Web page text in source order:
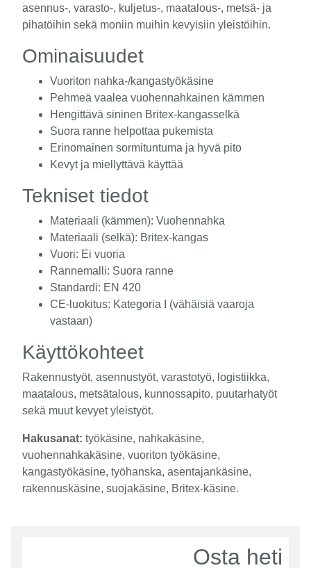
asennus-, varasto-, kuljetus-, maatalous-, metsä- ja
pihatöihin sekä moniin muihin kevyisiin yleistöihin.
Ominaisuudet
Vuoriton nahka-/kangastyökäsine
Pehmeä vaalea vuohennahkainen kämmen
Hengittävä sininen Britex-kangasselkä
Suora ranne helpottaa pukemista
Erinomainen sormituntuma ja hyvä pito
Kevyt ja miellyttävä käyttää
Tekniset tiedot
Materiaali (kämmen): Vuohennahka
Materiaali (selkä): Britex-kangas
Vuori: Ei vuoria
Rannemalli: Suora ranne
Standardi: EN 420
CE-luokitus: Kategoria I (vähäisiä vaaroja
vastaan)
Käyttökohteet
Rakennustyöt, asennustyöt, varastotyö, logistiikka,
maatalous, metsätalous, kunnossapito, puutarhatyöt
sekä muut kevyet yleistyöt.
Hakusanat: työkäsine, nahkakäsine,
vuohennahkakäsine, vuoriton työkäsine,
kangastyökäsine, työhanska, asentajankäsine,
rakennuskäsine, suojakäsine, Britex-käsine.
Osta heti